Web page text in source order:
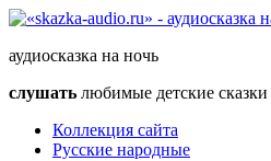
аудиосказка на ночь
слушать любимые детские сказки
Коллекция сайта
Русские народные